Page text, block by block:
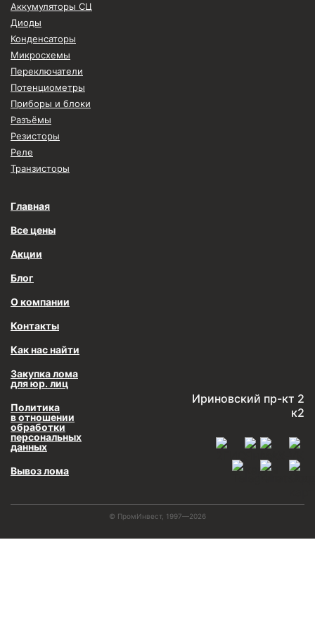
Аккумуляторы СЦ
Диоды
Конденсаторы
Микросхемы
Переключатели
Потенциометры
Приборы и блоки
Разъёмы
Резисторы
Реле
Транзисторы
Главная
Все цены
Акции
Блог
О компании
Контакты
Как нас найти
Закупка лома
для юр. лиц
Политика
в отношении
обработки
персональных
данных
Вывоз лома
Ириновский пр-кт 2
к2
© ПромИнвест, 1997—2026